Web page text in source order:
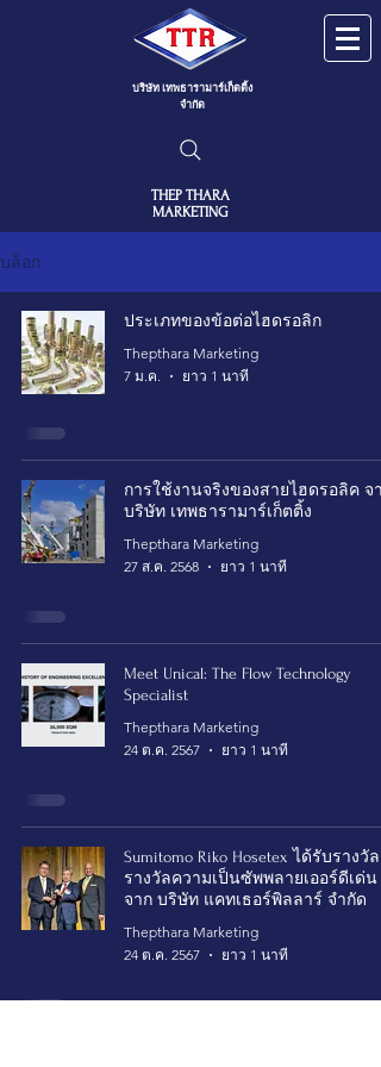
บริษัท เทพธารามาร์เก็ตติ้ง
จำกัด
THEP THARA
MARKETING
บล็อก
ประเภทของข้อต่อไฮดรอลิก
Thepthara Marketing
7 ม.ค.
ยาว 1 นาที
การใช้งานจริงของสายไฮดรอลิค จา
บริษัท เทพธารามาร์เก็ตติ้ง
Thepthara Marketing
27 ส.ค. 2568
ยาว 1 นาที
Meet Unical: The Flow Technology
Specialist
Thepthara Marketing
24 ต.ค. 2567
ยาว 1 นาที
Sumitomo Riko Hosetex ได้รับรางวัล
รางวัลความเป็นซัพพลายเออร์ดีเด่น
จาก บริษัท แคทเธอร์พิลลาร์ จำกัด
Thepthara Marketing
24 ต.ค. 2567
ยาว 1 นาที